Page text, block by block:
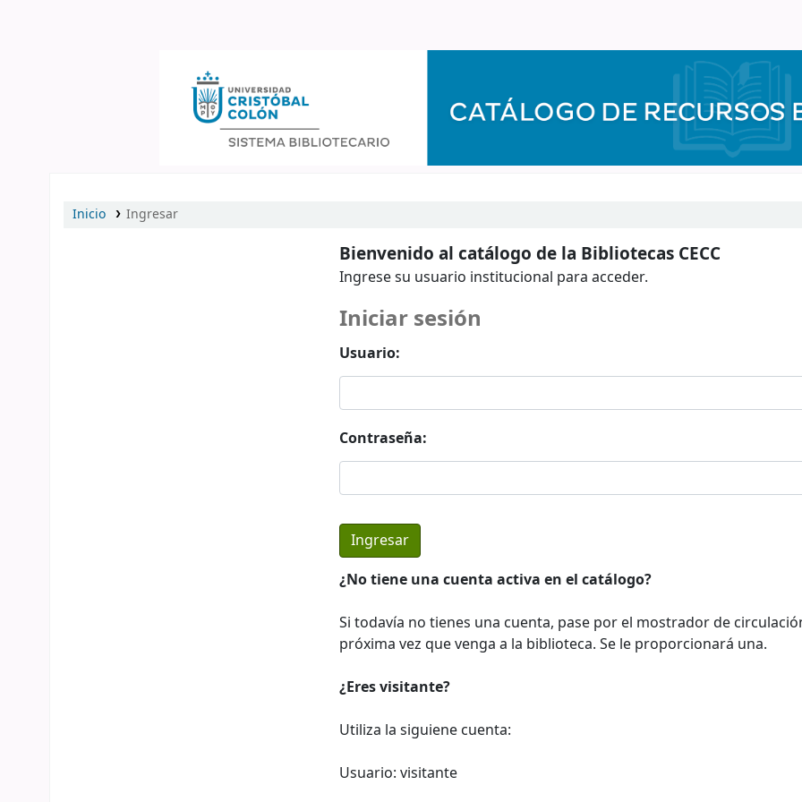
Inicio Ingresar
Bienvenido al catálogo de la Bibliotecas CECC
Ingrese su usuario institucional para acceder.
Iniciar sesión
Usuario:
Contraseña:
¿No tiene una cuenta activa en el catálogo?
Si todavía no tienes una cuenta, pase por el mostrador de
próxima vez que venga a la biblioteca. Se le proporcionará una.
¿Eres visitante?
Utiliza la siguiene cuenta:
Usuario: visitante